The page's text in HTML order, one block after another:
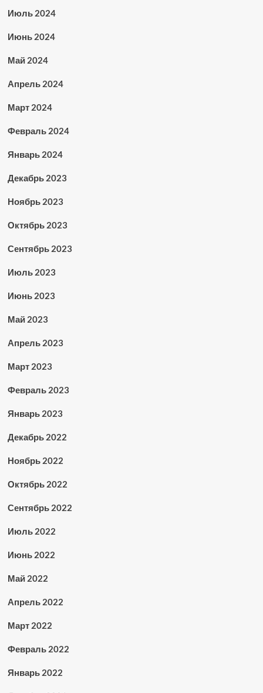
Июль 2024
Июнь 2024
Май 2024
Апрель 2024
Март 2024
Февраль 2024
Январь 2024
Декабрь 2023
Ноябрь 2023
Октябрь 2023
Сентябрь 2023
Июль 2023
Июнь 2023
Май 2023
Апрель 2023
Март 2023
Февраль 2023
Январь 2023
Декабрь 2022
Ноябрь 2022
Октябрь 2022
Сентябрь 2022
Июль 2022
Июнь 2022
Май 2022
Апрель 2022
Март 2022
Февраль 2022
Январь 2022